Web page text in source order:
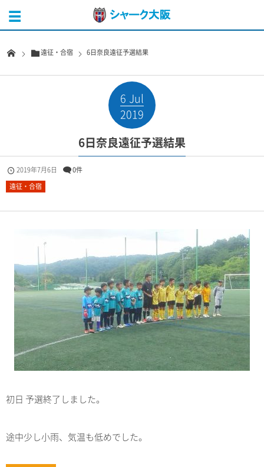
遠征・合宿 6日奈良遠征予選結果
6 Jul
2019
6日奈良遠征予選結果
2019年7月6日
0件
遠征・合宿
初日 予選終了しました。
途中少し小雨、気温も低めでした。